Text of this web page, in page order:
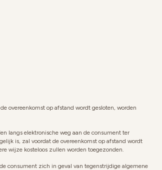
overeenkomst op afstand wordt gesloten, worden
langs elektronische weg aan de consument ter
is, zal voordat de overeenkomst op afstand wordt
wijze kosteloos zullen worden toegezonden.
consument zich in geval van tegenstrijdige algemene